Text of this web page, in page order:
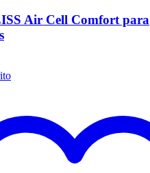
Air Cell Comfort para